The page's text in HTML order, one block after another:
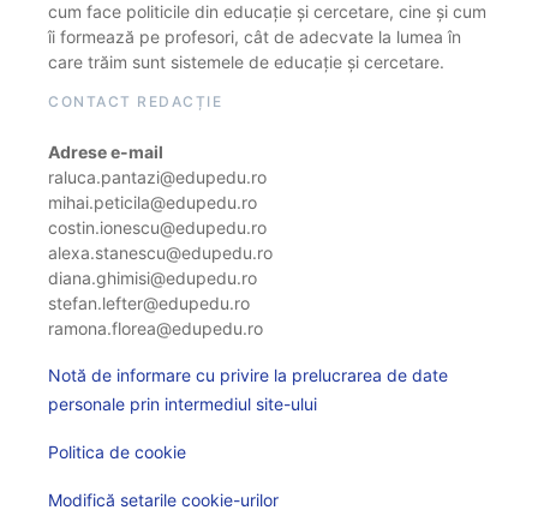
cum face politicile din educație și cercetare, cine și cum
îi formează pe profesori, cât de adecvate la lumea în
care trăim sunt sistemele de educație și cercetare.
CONTACT REDACȚIE
Adrese e-mail
raluca.pantazi@edupedu.ro
mihai.peticila@edupedu.ro
costin.ionescu@edupedu.ro
alexa.stanescu@edupedu.ro
diana.ghimisi@edupedu.ro
stefan.lefter@edupedu.ro
ramona.florea@edupedu.ro
Notă de informare cu privire la prelucrarea de date
personale prin intermediul site-ului
Politica de cookie
Modifică setarile cookie-urilor